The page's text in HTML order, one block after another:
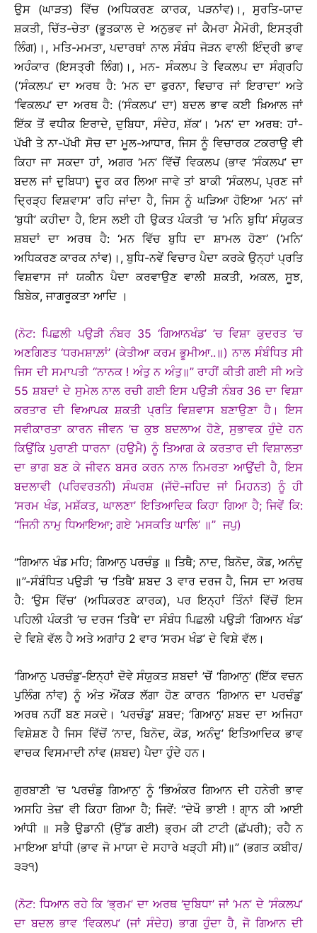
ਉਸ (ਘਾੜਤ) ਵਿੱਚ (ਅਧਿਕਰਣ ਕਾਰਕ, ਪੜਨਾਂਵ)।, ਸੁਰਤਿ-ਯਾਦ
ਸ਼ਕਤੀ, ਚਿੱਤ-ਚੇਤਾ (ਭੂਤਕਾਲ ਦੇ ਅਨੁਭਵ ਜਾਂ ਕੈਮਰਾ ਮੈਮੋਰੀ, ਇਸਤ੍ਰੀ
ਲਿੰਗ)।, ਮਤਿ-ਮਮਤਾ, ਪਦਾਰਥਾਂ ਨਾਲ ਸੰਬੰਧ ਜੋੜਨ ਵਾਲੀ ਇੰਦ੍ਰੀ ਭਾਵ
ਅਹੰਕਾਰ (ਇਸਤ੍ਰੀ ਲਿੰਗ)।, ਮਨ- ਸੰਕਲਪ ਤੇ ਵਿਕਲਪ ਦਾ ਸੰਗ੍ਰਹਿ
(‘ਸੰਕਲਪ’ ਦਾ ਅਰਥ ਹੈ: ‘ਮਨ ਦਾ ਫੁਰਨਾ, ਵਿਚਾਰ ਜਾਂ ਇਰਾਦਾ’ ਅਤੇ
‘ਵਿਕਲਪ’ ਦਾ ਅਰਥ ਹੈ: (‘ਸੰਕਲਪ’ ਦਾ) ਬਦਲ ਭਾਵ ਕਈ ਖ਼ਿਆਲ ਜਾਂ
ਇੱਕ ਤੋਂ ਵਧੀਕ ਇਰਾਦੇ, ਦੁਬਿਧਾ, ਸੰਦੇਹ, ਸ਼ੱਕ’। ‘ਮਨ’ ਦਾ ਅਰਥ: ਹਾਂ-
ਪੱਖੀ ਤੇ ਨਾ-ਪੱਖੀ ਸੋਚ ਦਾ ਮੂਲ-ਆਧਾਰ, ਜਿਸ ਨੂੰ ਵਿਚਾਰਕ ਟਕਰਾਉ ਵੀ
ਕਿਹਾ ਜਾ ਸਕਦਾ ਹਾਂ, ਅਗਰ ‘ਮਨ’ ਵਿੱਚੋਂ ਵਿਕਲਪ (ਭਾਵ ‘ਸੰਕਲਪ’ ਦਾ
ਬਦਲ ਜਾਂ ਦੁਬਿਧਾ) ਦੂਰ ਕਰ ਲਿਆ ਜਾਵੇ ਤਾਂ ਬਾਕੀ ‘ਸੰਕਲਪ, ਪ੍ਰਣ ਜਾਂ
ਦ੍ਰਿੜ੍ਹ ਵਿਸ਼ਵਾਸ’ ਰਹਿ ਜਾਂਦਾ ਹੈ, ਜਿਸ ਨੂੰ ਘੜਿਆ ਹੋਇਆ ‘ਮਨ’ ਜਾਂ
‘ਬੁਧੀ’ ਕਹੀਦਾ ਹੈ, ਇਸ ਲਈ ਹੀ ਉਕਤ ਪੰਕਤੀ ’ਚ ‘ਮਨਿ ਬੁਧਿ’ ਸੰਯੁਕਤ
ਸ਼ਬਦਾਂ ਦਾ ਅਰਥ ਹੈ: ‘ਮਨ ਵਿੱਚ ਬੁਧਿ ਦਾ ਸ਼ਾਮਲ ਹੋਣਾ’ (‘ਮਨਿ’
ਅਧਿਕਰਣ ਕਾਰਕ ਨਾਂਵ)।, ਬੁਧਿ-ਨਵੇਂ ਵਿਚਾਰ ਪੈਦਾ ਕਰਕੇ ਉਨ੍ਹਾਂ ਪ੍ਰਤਿ
ਵਿਸ਼ਵਾਸ ਜਾਂ ਯਕੀਨ ਪੈਦਾ ਕਰਵਾਉਣ ਵਾਲੀ ਸ਼ਕਤੀ, ਅਕਲ, ਸੂਝ,
ਬਿਬੇਕ, ਜਾਗਰੂਕਤਾ ਆਦਿ ।
(ਨੋਟ: ਪਿਛਲੀ ਪਉੜੀ ਨੰਬਰ 35 ‘ਗਿਆਨਖੰਡ’ ’ਚ ਵਿਸ਼ਾ ਕੁਦਰਤ ’ਚ
ਅਣਗਿਣਤ ‘ਧਰਮਸ਼ਾਲ਼ਾਂ’ (ਕੇਤੀਆ ਕਰਮ ਭੂਮੀਆ..॥) ਨਾਲ ਸੰਬੰਧਿਤ ਸੀ
ਜਿਸ ਦੀ ਸਮਾਪਤੀ ‘‘ਨਾਨਕ ! ਅੰਤੁ ਨ ਅੰਤੁ॥’’ ਰਾਹੀਂ ਕੀਤੀ ਗਈ ਸੀ ਅਤੇ
55 ਸ਼ਬਦਾਂ ਦੇ ਸੁਮੇਲ ਨਾਲ ਰਚੀ ਗਈ ਇਸ ਪਉੜੀ ਨੰਬਰ 36 ਦਾ ਵਿਸ਼ਾ
ਕਰਤਾਰ ਦੀ ਵਿਆਪਕ ਸ਼ਕਤੀ ਪ੍ਰਤਿ ਵਿਸ਼ਵਾਸ ਬਣਾਉਣਾ ਹੈ। ਇਸ
ਸਵੀਕਾਰਤਾ ਕਾਰਨ ਜੀਵਨ ’ਚ ਕੁਝ ਬਦਲਾਅ ਹੋਣੇ, ਸੁਭਾਵਕ ਹੁੰਦੇ ਹਨ
ਕਿਉਂਕਿ ਪੁਰਾਣੀ ਧਾਰਨਾ (ਹਉਮੈ) ਨੂੰ ਤਿਆਗ ਕੇ ਕਰਤਾਰ ਦੀ ਵਿਸ਼ਾਲਤਾ
ਦਾ ਭਾਗ ਬਣ ਕੇ ਜੀਵਨ ਬਸਰ ਕਰਨ ਨਾਲ ਨਿਮਰਤਾ ਆਉਂਦੀ ਹੈ, ਇਸ
ਬਦਲਾਵੀ (ਪਰਿਵਰਤਨੀ) ਸੰਘਰਸ਼ (ਜੱਦੋ-ਜਹਿਦ ਜਾਂ ਮਿਹਨਤ) ਨੂੰ ਹੀ
‘ਸਰਮ ਖੰਡ, ਮਸ਼ੱਕਤ, ਘਾਲਣਾ’ ਇਤਿਆਦਿਕ ਕਿਹਾ ਗਿਆ ਹੈ; ਜਿਵੇਂ ਕਿ:
‘‘ਜਿਨੀ ਨਾਮੁ ਧਿਆਇਆ; ਗਏ ‘ਮਸਕਤਿ ਘਾਲਿ’ ॥’’ ਜਪੁ)
‘‘ਗਿਆਨ ਖੰਡ ਮਹਿ; ਗਿਆਨੁ ਪਰਚੰਡੁ ॥ ਤਿਥੈ; ਨਾਦ, ਬਿਨੋਦ, ਕੋਡ, ਅਨੰਦੁ
॥’’-ਸੰਬੰਧਿਤ ਪਉੜੀ ’ਚ ‘ਤਿਥੈ’ ਸ਼ਬਦ 3 ਵਾਰ ਦਰਜ ਹੈ, ਜਿਸ ਦਾ ਅਰਥ
ਹੈ: ‘ਉਸ ਵਿੱਚ’ (ਅਧਿਕਰਣ ਕਾਰਕ), ਪਰ ਇਨ੍ਹਾਂ ਤਿੰਨਾਂ ਵਿੱਚੋਂ ਇਸ
ਪਹਿਲੀ ਪੰਕਤੀ ’ਚ ਦਰਜ ‘ਤਿਥੈ’ ਦਾ ਸੰਬੰਧ ਪਿਛਲੀ ਪਉੜੀ ‘ਗਿਆਨ ਖੰਡ’
ਦੇ ਵਿਸ਼ੇ ਵੱਲ ਹੈ ਅਤੇ ਅਗਾਂਹ 2 ਵਾਰ ‘ਸਰਮ ਖੰਡ’ ਦੇ ਵਿਸ਼ੇ ਵੱਲ।
‘ਗਿਆਨੁ ਪਰਚੰਡੁ’-ਇਨ੍ਹਾਂ ਦੋਵੇ ਸੰਯੁਕਤ ਸ਼ਬਦਾਂ ’ਚੋਂ ‘ਗਿਆਨੁ’ (ਇੱਕ ਵਚਨ
ਪੁਲਿੰਗ ਨਾਂਵ) ਨੂੰ ਅੰਤ ਔਂਕੜ ਲੱਗਾ ਹੋਣ ਕਾਰਨ ‘ਗਿਆਨ ਦਾ ਪਰਚੰਡੁ’
ਅਰਥ ਨਹੀਂ ਬਣ ਸਕਦੇ। ‘ਪਰਚੰਡੁ’ ਸ਼ਬਦ; ‘ਗਿਆਨੁ’ ਸ਼ਬਦ ਦਾ ਅਜਿਹਾ
ਵਿਸ਼ੇਸ਼ਣ ਹੈ ਜਿਸ ਵਿੱਚੋਂ ‘ਨਾਦ, ਬਿਨੋਦ, ਕੋਡ, ਅਨੰਦੁ’ ਇਤਿਆਦਿਕ ਭਾਵ
ਵਾਚਕ ਵਿਸਮਾਦੀ ਨਾਂਵ (ਸ਼ਬਦ) ਪੈਦਾ ਹੁੰਦੇ ਹਨ।
ਗੁਰਬਾਣੀ ’ਚ ‘ਪਰਚੰਡੁ ਗਿਆਨੁ’ ਨੂੰ ‘ਭਿਅੰਕਰ ਗਿਆਨ ਦੀ ਹਨੇਰੀ ਭਾਵ
ਅਸਹਿ ਤੇਜ਼’ ਵੀ ਕਿਹਾ ਗਿਆ ਹੈ; ਜਿਵੇਂ: ‘‘ਦੇਖੌ ਭਾਈ ! ਗੵਾਨ ਕੀ ਆਈ
ਆਂਧੀ ॥ ਸਭੈ ਉਡਾਨੀ (ਉੱਡ ਗਈ) ਭ੍ਰਮ ਕੀ ਟਾਟੀ (ਛੱਪਰੀ); ਰਹੈ ਨ
ਮਾਇਆ ਬਾਂਧੀ (ਭਾਵ ਜੋ ਮਾਯਾ ਦੇ ਸਹਾਰੇ ਖੜ੍ਹੀ ਸੀ)॥’’ (ਭਗਤ ਕਬੀਰ/
੩੩੧)
(ਨੋਟ: ਧਿਆਨ ਰਹੇ ਕਿ ‘ਭ੍ਰਮ’ ਦਾ ਅਰਥ ‘ਦੁਬਿਧਾ’ ਜਾਂ ‘ਮਨ’ ਦੇ ‘ਸੰਕਲਪ’
ਦਾ ਬਦਲ ਭਾਵ ‘ਵਿਕਲਪ’ (ਜਾਂ ਸੰਦੇਹ) ਭਾਗ ਹੁੰਦਾ ਹੈ, ਜੋ ਗਿਆਨ ਦੀ